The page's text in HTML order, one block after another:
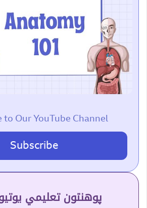
to Our YouTube Channel
Subscribe
پوهنتون تعلیمي